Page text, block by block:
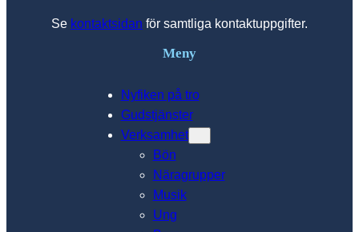
Se kontaktsidan för samtliga kontaktuppgifter.
Meny
Nyfiken på tro
Gudstjänster
Verksamhet
Bön
Näragrupper
Musik
Ung